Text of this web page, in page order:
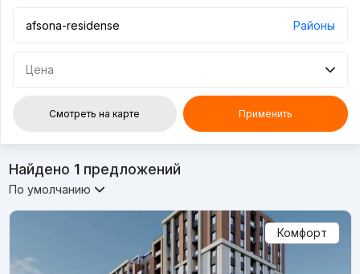
Районы
Цена
Смотреть на карте Применить
Найдено 1предложений
По умолчанию
Комфорт